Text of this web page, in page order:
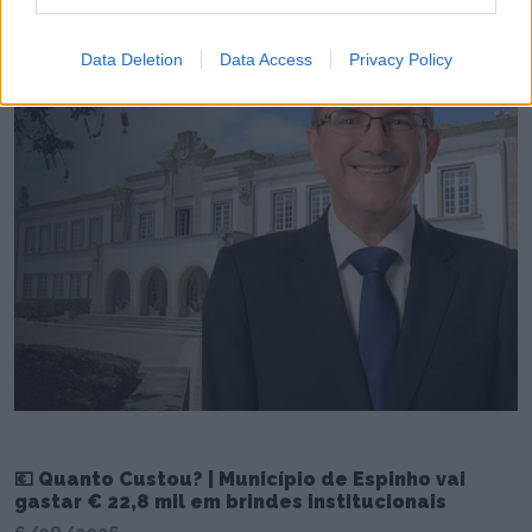
Data Deletion Data Access Privacy Policy
💶 Quanto Custou? | Município de Espinho vai
gastar € 22,8 mil em brindes institucionais